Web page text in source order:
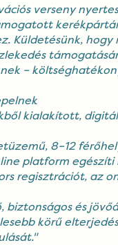
verseny
Küldetésünk,
–
kialakított,
8–12
platform egészíti
regisztrációt, az
biztonságos és
körű